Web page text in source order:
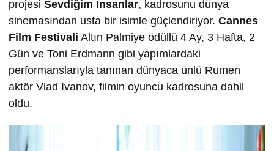
projesi Sevdiğim İnsanlar, kadrosunu dünya
sinemasından usta bir isimle güçlendiriyor. Cannes
Film Festivali Altın Palmiye ödüllü 4 Ay, 3 Hafta, 2
Gün ve Toni Erdmann gibi yapımlardaki
performanslarıyla tanınan dünyaca ünlü Rumen
aktör Vlad Ivanov, filmin oyuncu kadrosuna dahil
oldu.